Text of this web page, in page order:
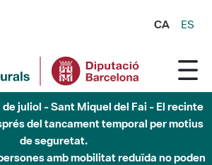
CA ES
de juliol - Sant Miquel del Fai - El recinte
del tancament temporal per motius
de seguretat.
amb mobilitat reduïda no poden